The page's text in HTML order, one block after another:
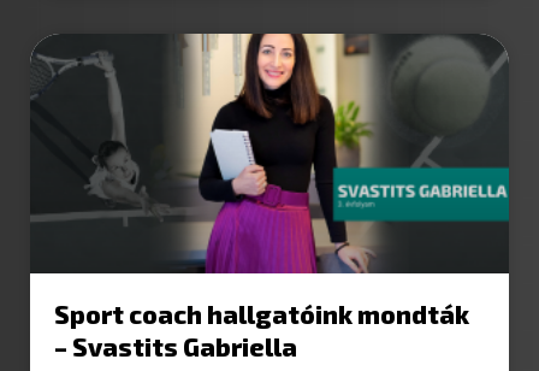
Sport coach hallgatóink mondták
– Svastits Gabriella